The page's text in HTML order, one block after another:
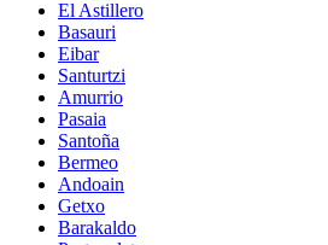
El Astillero
Basauri
Eibar
Santurtzi
Amurrio
Pasaia
Santoña
Bermeo
Andoain
Getxo
Barakaldo